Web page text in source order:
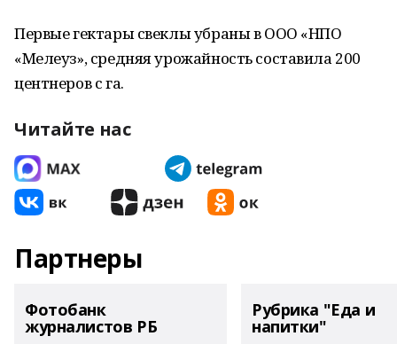
Первые гектары свеклы убраны в ООО «НПО
«Мелеуз», средняя урожайность составила 200
центнеров с га.
Читайте нас
Партнеры
Фотобанк
журналистов РБ
Рубрика "Еда и
напитки"